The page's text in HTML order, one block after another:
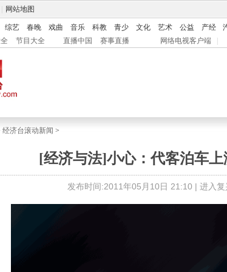
网站地图
综艺 春晚 戏曲 音乐 科教 青少 文化 艺术 公益 产经
节目大全 直播中国 赛事直播 网络电视客户端
经济台滚动新闻 >
[经济与法]小心：代客泊车上
发布时间:2011年05月10日 21:10 | 进入